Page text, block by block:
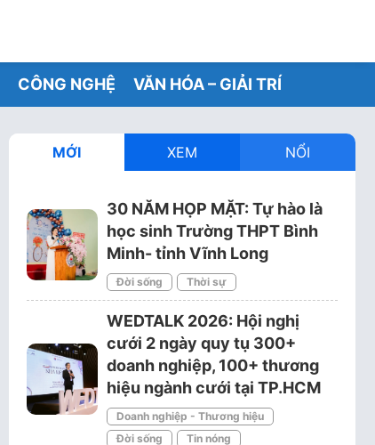
CÔNG NGHỆ VĂN HÓA – GIẢI TRÍ
MỚI XEM NỔI
30 NĂM HỌP MẶT: Tự hào là
học sinh Trường THPT Bình
Minh- tỉnh Vĩnh Long
Đời sống Thời sự
WEDTALK 2026: Hội nghị
cưới 2 ngày quy tụ 300+
doanh nghiệp, 100+ thương
hiệu ngành cưới tại TP.HCM
Doanh nghiệp - Thương hiệu
Đời sống
Tin nóng